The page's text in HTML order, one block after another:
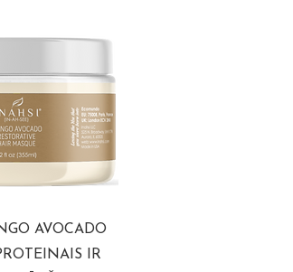
AVOCADO
IR